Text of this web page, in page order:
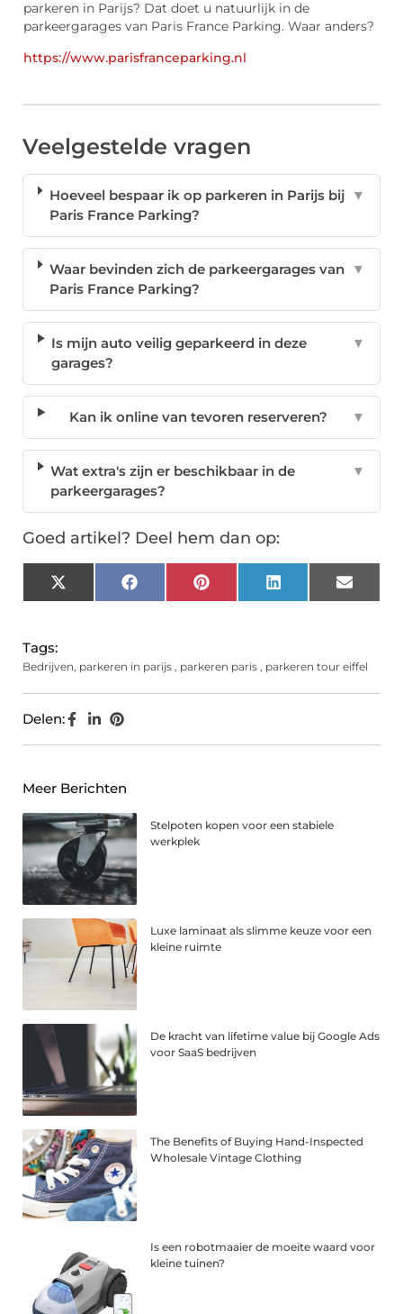
parkeren in Parijs? Dat doet u natuurlijk in de
parkeergarages van Paris France Parking. Waar anders?
https://www.parisfranceparking.nl
Veelgestelde vragen
Hoeveel bespaar ik op parkeren in Parijs bij
Paris France Parking?
▼
Waar bevinden zich de parkeergarages van
Paris France Parking?
▼
Is mijn auto veilig geparkeerd in deze
garages?
▼
Kan ik online van tevoren reserveren? ▼
Wat extra's zijn er beschikbaar in de
parkeergarages?
▼
Goed artikel? Deel hem dan op:
X
(Twitter)
FacebookPinterest LinkedIn Email
Tags:
Bedrijven, parkeren in parijs , parkeren paris , parkeren tour eiffel
Delen:
Meer Berichten
Stelpoten kopen voor een stabiele
werkplek
Luxe laminaat als slimme keuze voor een
kleine ruimte
De kracht van lifetime value bij Google Ads
voor SaaS bedrijven
The Benefits of Buying Hand-Inspected
Wholesale Vintage Clothing
Is een robotmaaier de moeite waard voor
kleine tuinen?